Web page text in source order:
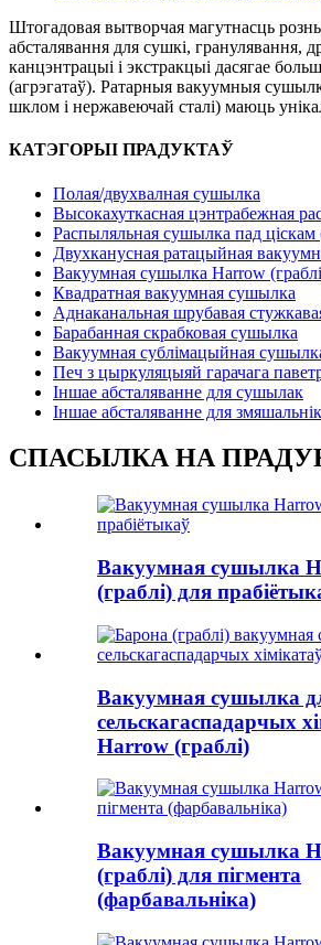
Штогадовая вытворчая магутнасць
абсталявання для сушкі, гранулявання,
канцэнтрацыі і экстракцыі дасягае
(агрэгатаў). Ратарныя вакуумныя
шклом і нержавеючай сталі) маюць
КАТЭГОРЫІ ПРАДУКТАЎ
Полая/двухвалная сушылка
Высокахуткасная цэнтрабежная
Распыляльная сушылка пад ціскам
Двухканусная ратацыйная
Вакуумная сушылка Harrow
Квадратная вакуумная сушылка
Аднаканальная шрубавая
Барабанная скрабковая сушылка
Вакуумная сублімацыйная сушылка
Печ з цыркуляцыяй гарачага
Іншае абсталяванне для сушылак
Іншае абсталяванне для
СПАСЫЛКА НА
Вакуумная сушылка
(граблі) для
Вакуумная сушылка
сельскагаспадарчых
Harrow (граблі)
Вакуумная сушылка
(граблі) для пігмента
(фарбавальніка)